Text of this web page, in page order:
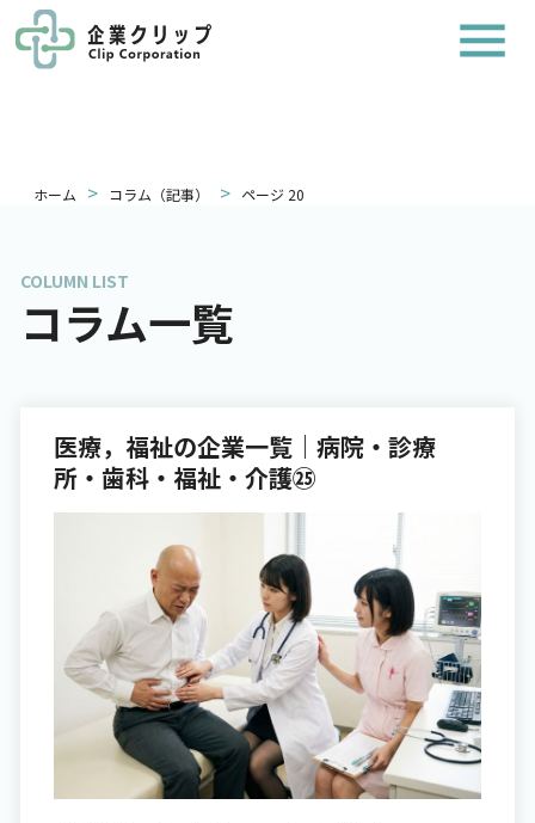
ホーム > コラム（記事） > ページ 20
COLUMN LIST
コラム一覧
医療，福祉の企業一覧｜病院・診療
所・歯科・福祉・介護㉕